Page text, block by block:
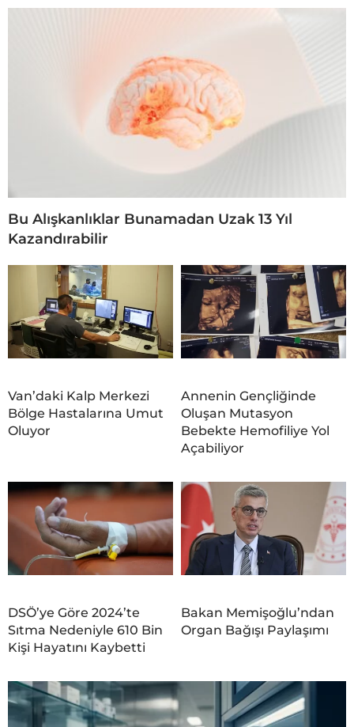
Bu Alışkanlıklar Bunamadan Uzak 13 Yıl
Kazandırabilir
Van’daki Kalp Merkezi
Bölge Hastalarına Umut
Oluyor
Annenin Gençliğinde
Oluşan Mutasyon
Bebekte Hemofiliye Yol
Açabiliyor
DSÖ’ye Göre 2024’te
Sıtma Nedeniyle 610 Bin
Kişi Hayatını Kaybetti
Bakan Memişoğlu’ndan
Organ Bağışı Paylaşımı